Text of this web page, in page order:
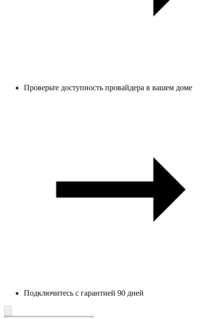
Проверьте доступность провайдера в вашем доме
Подключитесь с гарантией 90 дней